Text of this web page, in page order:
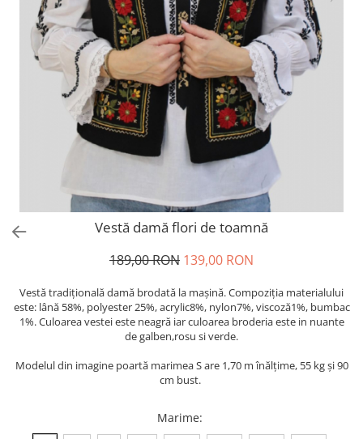
Vestă damă flori de toamnă
189,00 RON 139,00 RON
Vestă tradiţională damă brodată la maşină. Compoziția materialului
este: lână 58%, polyester 25%, acrylic8%, nylon7%, viscoză1%, bumbac
1%. Culoarea vestei este neagră iar culoarea broderia este in nuante
de galben,rosu si verde.
Modelul din imagine poartă marimea S are 1,70 m înălțime, 55 kg și 90
cm bust.
Marime: